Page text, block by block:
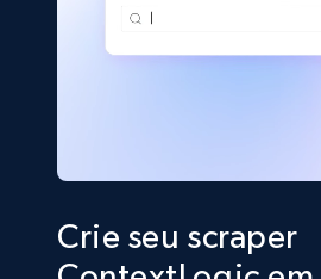
Crie seu scraper